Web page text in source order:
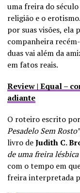
uma freira do
religião e o
por suas visões, ela
companheira
duas vai além da
em fatos reais.
Review | Equal –
adiante
O roteiro escrito por
Pesadelo Sem Rosto”
livro deJudith C.
de uma freira
com o tempo em
freira interpretada